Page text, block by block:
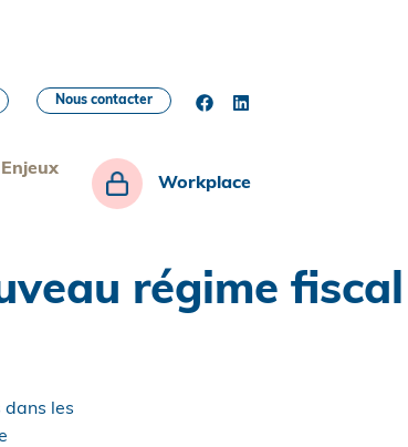
Enjeux
Workplace
Nous contacter
régime fiscal
dans les